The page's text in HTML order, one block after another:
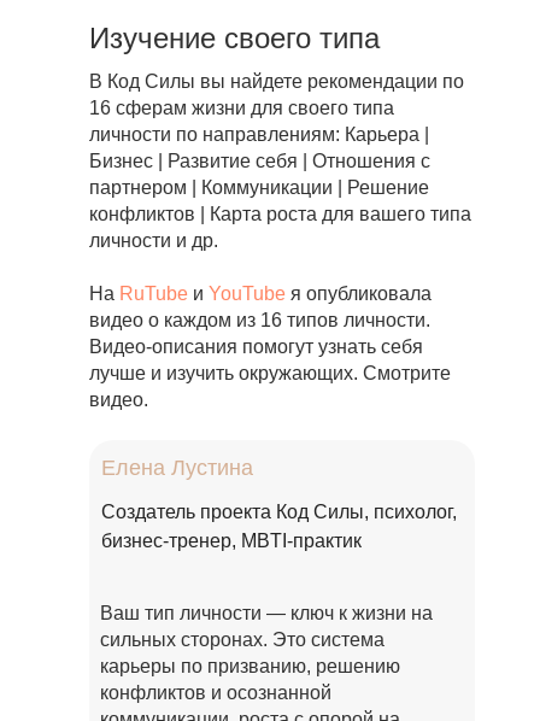
Елена Лустина
Cоздатель проекта Код Силы, психолог,
бизнес-тренер, MBTI-практик
Ваш тип личности — ключ к жизни на
сильных сторонах. Это система
карьеры по призванию, решению
конфликтов и осознанной
Изучение своего типа
В Код Силы вы найдете рекомендации по
16 сферам жизни для своего типа
личности по направлениям: Карьера |
Бизнес | Развитие себя | Отношения с
партнером | Коммуникации | Решение
конфликтов | Карта роста для вашего типа
личности и др.
На RuTube и YouTube я опубликовала
видео о каждом из 16 типов личности.
Видео-описания помогут узнать себя
лучше и изучить окружающих. Cмотрите
видео.